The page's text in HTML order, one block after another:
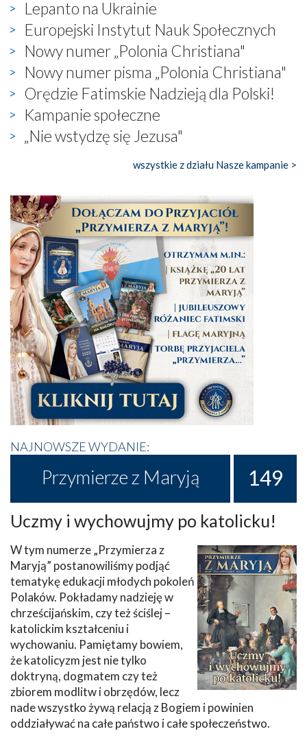
Lepanto na Ukrainie
Europejski Instytut Nauk Społecznych
Nowy numer „Polonia Christiana"
Nowy numer pisma „Polonia Christiana"
Orędzie Fatimskie Nadzieją dla Polski!
Kampanie społeczne
„Nie wstydzę się Jezusa"
wszystkie z działu Nasze kampanie >
NAJNOWSZE WYDANIE:
Przymierze z Maryją 149
Uczmy i wychowujmy po katolicku!
W tym numerze „Przymierza z
Maryją” postanowiliśmy podjąć
tematykę edukacji młodych pokoleń
Polaków. Pokładamy nadzieję w
chrześcijańskim, czy też ściślej –
katolickim kształceniu i
wychowaniu. Pamiętamy bowiem,
że katolicyzm jest nie tylko
doktryną, dogmatem czy też
zbiorem modlitw i obrzędów, lecz
nade wszystko żywą relacją z Bogiem i powinien
oddziaływać na całe państwo i całe społeczeństwo.